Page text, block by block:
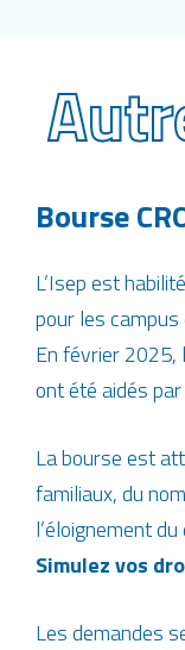
Bourse
L’Isep est
pour les
En février 2025,
ont été aidés
La bourse est
familiaux, du
l’éloignement du
Simulez vos
Les demandes